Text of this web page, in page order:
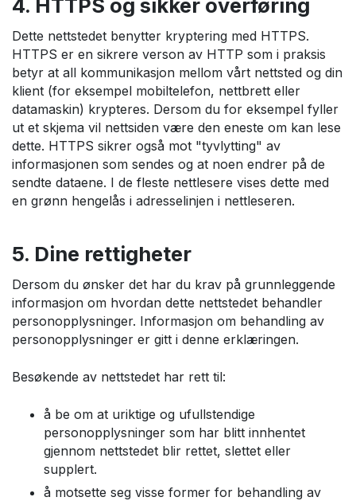
4. HTTPS og sikker overføring
Dette nettstedet benytter kryptering med HTTPS.
HTTPS er en sikrere verson av HTTP som i praksis
betyr at all kommunikasjon mellom vårt nettsted og din
klient (for eksempel mobiltelefon, nettbrett eller
datamaskin) krypteres. Dersom du for eksempel fyller
ut et skjema vil nettsiden være den eneste om kan lese
dette. HTTPS sikrer også mot "tyvlytting" av
informasjonen som sendes og at noen endrer på de
sendte dataene. I de fleste nettlesere vises dette med
en grønn hengelås i adresselinjen i nettleseren.
5. Dine rettigheter
Dersom du ønsker det har du krav på grunnleggende
informasjon om hvordan dette nettstedet behandler
personopplysninger. Informasjon om behandling av
personopplysninger er gitt i denne erklæringen.
Besøkende av nettstedet har rett til:
å be om at uriktige og ufullstendige
personopplysninger som har blitt innhentet
gjennom nettstedet blir rettet, slettet eller
supplert.
å motsette seg visse former for behandling av